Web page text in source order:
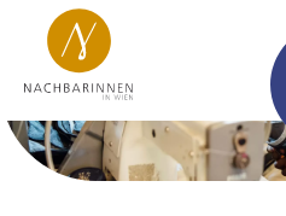
#Nachhaltig
#Sozial
#Lokal